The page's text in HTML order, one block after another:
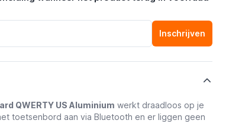
Inschrijven
QWERTY US Aluminium werkt draadloos op je
toetsenbord aan via Bluetooth en er liggen geen